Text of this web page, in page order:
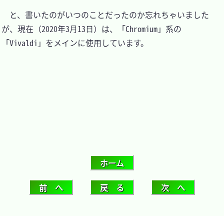
と、書いたのがいつのことだったのか忘れちゃいました
が、現在（2020年3月13日）は、「Chromium」系の
「Vivaldi」をメインに使用しています。